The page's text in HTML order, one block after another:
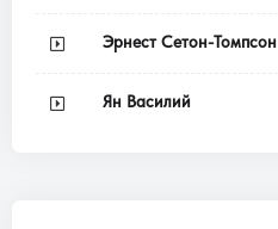
Эрнест Сетон-Томпсон
Ян Василий